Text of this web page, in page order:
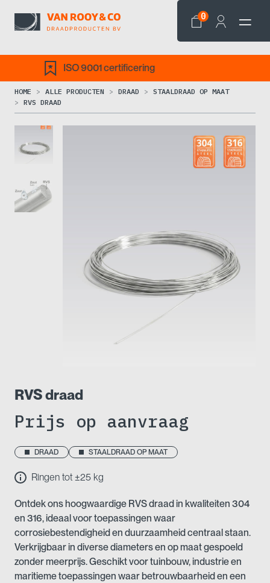
0
certificering
HOME ALLE PRODUCTEN DRAAD
STAALDRAAD OP MAAT
RVS DRAAD
RVS draad
Prijs op aanvraag
DRAAD STAALDRAAD OP MAAT
Ringen tot ±25 kg
Ontdek ons hoogwaardige RVS draad in kwaliteiten 304
en 316, ideaal voor toepassingen waar
corrosiebestendigheid en duurzaamheid centraal staan.
Verkrijgbaar in diverse diameters en op maat gespoeld
zonder meerprijs. Geschikt voor tuinbouw, industrie en
maritieme toepassingen waar betrouwbaarheid en een